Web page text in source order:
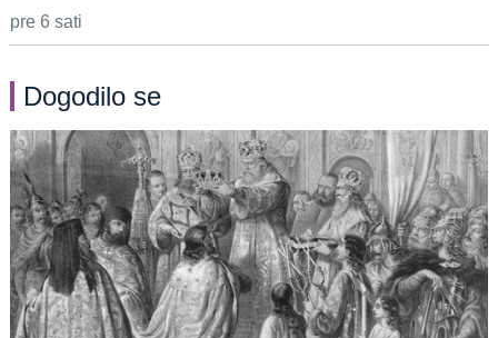
pre 6 sati
Dogodilo se